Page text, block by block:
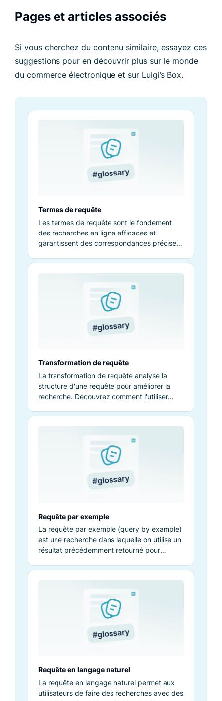
Pages et articles associés
Si vous cherchez du contenu similaire, essayez ces
suggestions pour en découvrir plus sur le monde
du commerce électronique et sur Luigi’s Box.
Termes de requête
Les termes de requête sont le fondement
des recherches en ligne efficaces et
garantissent des correspondances précises
Transformation de requête
La transformation de requête analyse la
structure d'une requête pour améliorer la
recherche. Découvrez comment l'utiliser
Requête par exemple
La requête par exemple (query by example)
est une recherche dans laquelle on utilise un
résultat précédemment retourné pour
Requête en langage naturel
La requête en langage naturel permet aux
utilisateurs de faire des recherches avec des